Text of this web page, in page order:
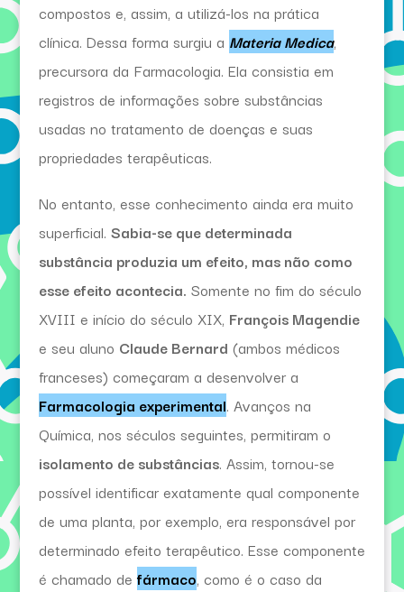
compostos e, assim, a utilizá-los na prática
clínica. Dessa forma surgiu a Materia Medica,
precursora da Farmacologia. Ela consistia em
registros de informações sobre substâncias
usadas no tratamento de doenças e suas
propriedades terapêuticas.
No entanto, esse conhecimento ainda era muito
superficial. Sabia-se que determinada
substância produzia um efeito, mas não como
esse efeito acontecia. Somente no fim do século
XVIII e início do século XIX, François Magendie
e seu aluno Claude Bernard (ambos médicos
franceses) começaram a desenvolver a
Farmacologia experimental. Avanços na
Química, nos séculos seguintes, permitiram o
isolamento de substâncias. Assim, tornou-se
possível identificar exatamente qual componente
de uma planta, por exemplo, era responsável por
determinado efeito terapêutico. Esse componente
é chamado de fármaco, como é o caso da